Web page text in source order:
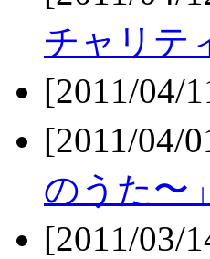
チャリテ
[2011/04/
[2011/04/
のうた〜
[2011/03/